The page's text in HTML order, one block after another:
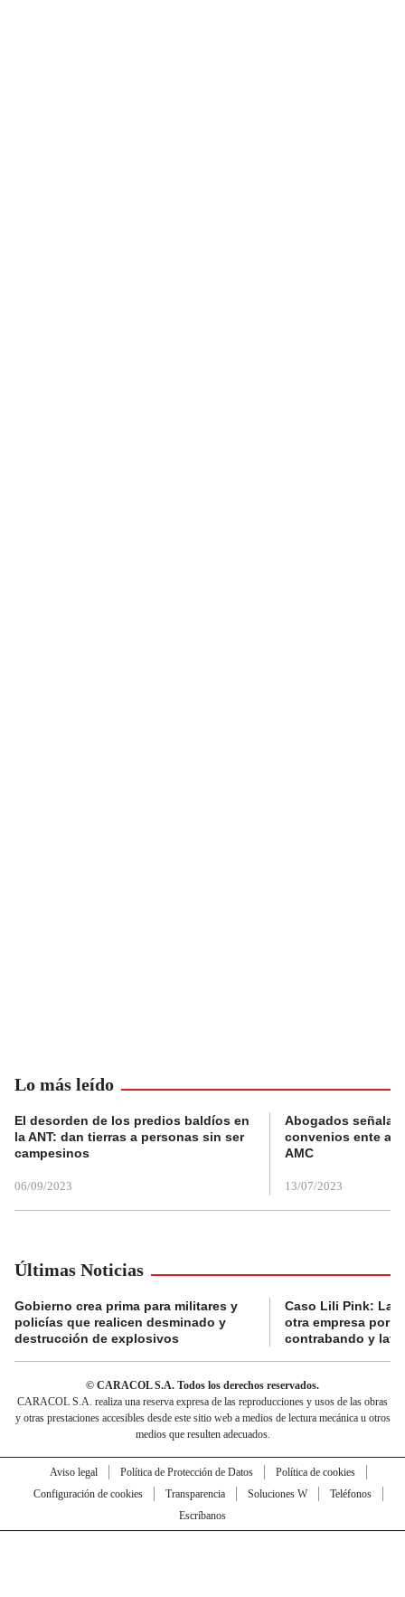
Lo más leído
El desorden de los predios baldíos en
la ANT: dan tierras a personas sin ser
campesinos
06/09/2023
Abogados
convenios ente
AMC
13/07/2023
Últimas Noticias
Gobierno crea prima para militares y
policías que realicen desminado y
destrucción de explosivos
Caso Lili Pink: La
otra empresa por
contrabando y
© CARACOL S.A. Todos los derechos reservados.
CARACOL S.A. realiza una reserva expresa de las reproducciones y usos de las obras
y otras prestaciones accesibles desde este sitio web a medios de lectura mecánica u otros
medios que resulten adecuados.
Aviso legal Política de Protección de Datos
Política de cookies
Configuración de cookies
Transparencia Soluciones W
Teléfonos
Escríbanos